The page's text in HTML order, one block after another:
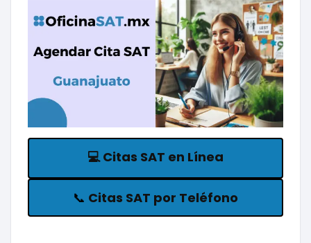
💻Citas SAT en Línea
📞 Citas SAT por Teléfono